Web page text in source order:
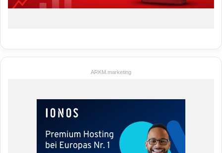
ARKM.marketing